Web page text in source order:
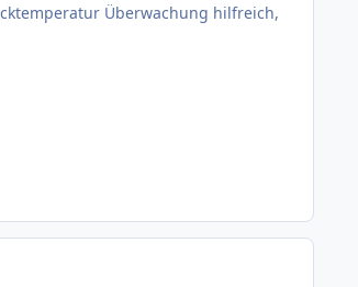
Überwachung hilfreich,